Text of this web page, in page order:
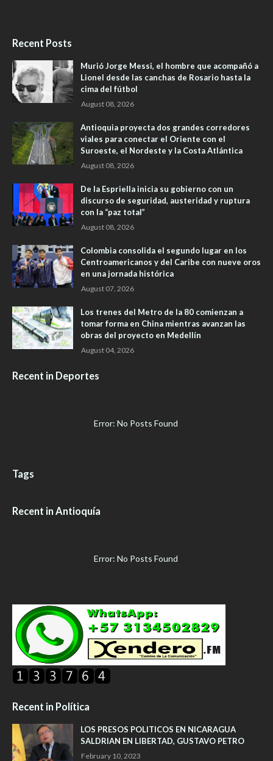
Recent Posts
Murió Jorge Messi, el hombre que acompañó a
Lionel desde las canchas de Rosario hasta la
cima del fútbol
August 08, 2026
Antioquia proyecta dos grandes corredores
viales para conectar el Oriente con el
Suroeste, el Nordeste y la Costa Atlántica
August 08, 2026
De la Espriella inicia su gobierno con un
discurso de seguridad, austeridad y ruptura
con la “paz total”
August 08, 2026
Colombia consolida el segundo lugar en los
Centroamericanos y del Caribe con nueve oros
en una jornada histórica
August 07, 2026
Los trenes del Metro de la 80 comienzan a
tomar forma en China mientras avanzan las
obras del proyecto en Medellín
August 04, 2026
Recent in Deportes
Error: No Posts Found
Tags
Recent in Antioquía
Error: No Posts Found
Recent in Política
LOS PRESOS POLITICOS EN NICARAGUA
SALDRIAN EN LIBERTAD, GUSTAVO PETRO
February 10, 2023